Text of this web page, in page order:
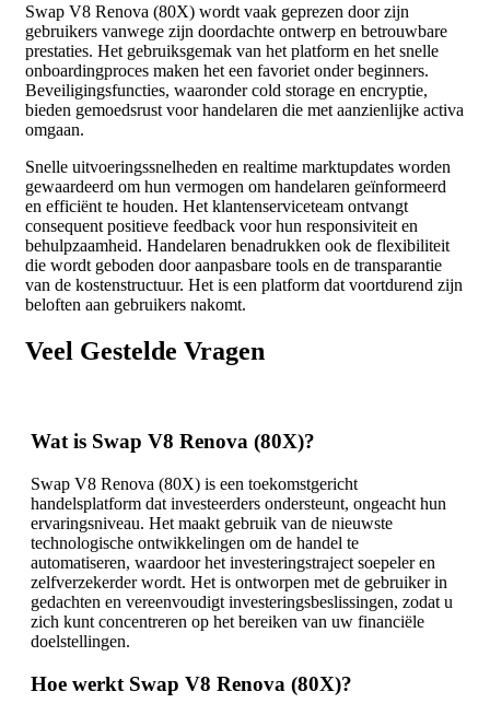
Swap V8 Renova (80X) wordt vaak geprezen door zijn
gebruikers vanwege zijn doordachte ontwerp en betrouwbare
prestaties. Het gebruiksgemak van het platform en het snelle
onboardingproces maken het een favoriet onder beginners.
Beveiligingsfuncties, waaronder cold storage en encryptie,
bieden gemoedsrust voor handelaren die met aanzienlijke activa
omgaan.
Snelle uitvoeringssnelheden en realtime marktupdates worden
gewaardeerd om hun vermogen om handelaren geïnformeerd
en efficiënt te houden. Het klantenserviceteam ontvangt
consequent positieve feedback voor hun responsiviteit en
behulpzaamheid. Handelaren benadrukken ook de flexibiliteit
die wordt geboden door aanpasbare tools en de transparantie
van de kostenstructuur. Het is een platform dat voortdurend zijn
beloften aan gebruikers nakomt.
Veel Gestelde Vragen
Wat is Swap V8 Renova (80X)?
Swap V8 Renova (80X) is een toekomstgericht
handelsplatform dat investeerders ondersteunt, ongeacht hun
ervaringsniveau. Het maakt gebruik van de nieuwste
technologische ontwikkelingen om de handel te
automatiseren, waardoor het investeringstraject soepeler en
zelfverzekerder wordt. Het is ontworpen met de gebruiker in
gedachten en vereenvoudigt investeringsbeslissingen, zodat u
zich kunt concentreren op het bereiken van uw financiële
doelstellingen.
Hoe werkt Swap V8 Renova (80X)?